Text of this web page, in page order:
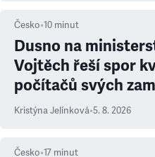
Česko•10 minut
Dusno na
Vojtěch řeší spor
počítačů svých
Kristýna Jelínková•5. 8. 2026
Česko•17 minut